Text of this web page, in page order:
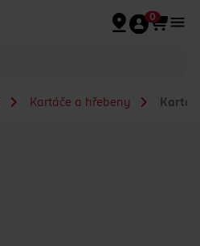
0
Kartáče a hřebeny